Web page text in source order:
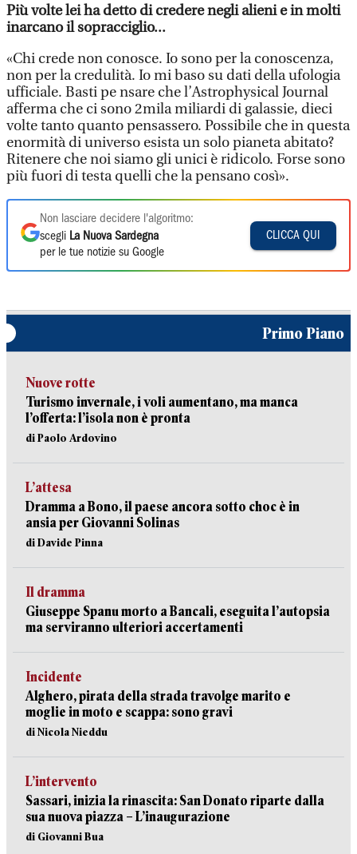
Più volte lei ha detto di credere negli alieni e in molti
inarcano il sopracciglio...
«Chi crede non conosce. Io sono per la conoscenza,
non per la credulità. Io mi baso su dati della ufologia
ufficiale. Basti pe nsare che l’Astrophysical Journal
afferma che ci sono 2mila miliardi di galassie, dieci
volte tanto quanto pensassero. Possibile che in questa
enormità di universo esista un solo pianeta abitato?
Ritenere che noi siamo gli unici è ridicolo. Forse sono
più fuori di testa quelli che la pensano così».
Non lasciare decidere l'algoritmo:
scegli La Nuova Sardegna
per le tue notizie su Google
CLICCA QUI
Primo Piano
Nuove rotte
Turismo invernale, i voli aumentano, ma manca
l’offerta: l’isola non è pronta
di Paolo Ardovino
L’attesa
Dramma a Bono, il paese ancora sotto choc è in
ansia per Giovanni Solinas
di Davide Pinna
Il dramma
Giuseppe Spanu morto a Bancali, eseguita l’autopsia
ma serviranno ulteriori accertamenti
Incidente
Alghero, pirata della strada travolge marito e
moglie in moto e scappa: sono gravi
di Nicola Nieddu
L’intervento
Sassari, inizia la rinascita: San Donato riparte dalla
sua nuova piazza – L’inaugurazione
di Giovanni Bua